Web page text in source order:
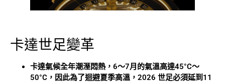
卡達世足變革
卡達氣候全年潮溼悶熱，6～7月的氣溫高達45°C～
50°C，因此為了迴避夏季高溫，2026 世足必須延到11